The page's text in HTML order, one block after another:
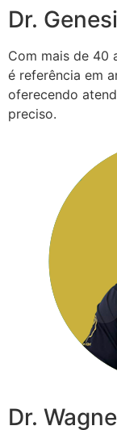
Dr.
Com mais de 40
é referência em
oferecendo
preciso.
Dr.